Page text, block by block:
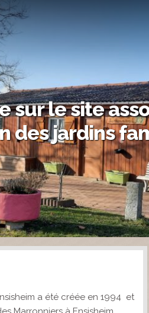
sur le site
des jardins
a été créée en 1994 et